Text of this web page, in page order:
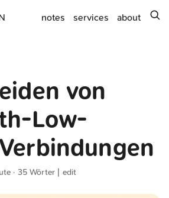
notes services about
von
Low-
· 35 Wörter | edit